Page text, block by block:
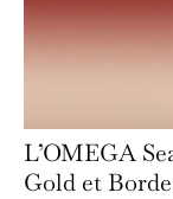
L’OMEGA
Gold et